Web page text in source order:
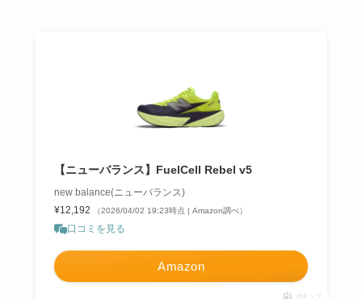
【ニューバランス】FuelCell Rebel v5
new balance(ニューバランス)
¥12,192
（2026/04/02 19:23時点 | Amazon調べ）
口コミを見る
Amazon
ポチップ